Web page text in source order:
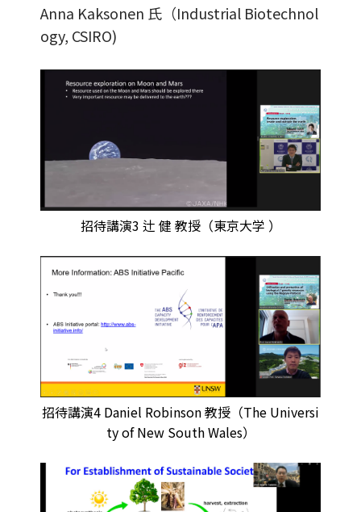
Anna Kaksonen 氏（Industrial Biotechnol
ogy, CSIRO)
招待講演3 辻 健 教授（東京大学 ）
招待講演4 Daniel Robinson 教授（The Universi
ty of New South Wales）